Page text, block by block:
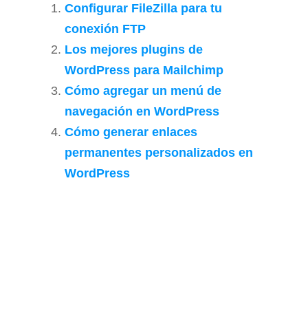
Configurar FileZilla para tu
conexión FTP
Los mejores plugins de
WordPress para Mailchimp
Cómo agregar un menú de
navegación en WordPress
Cómo generar enlaces
permanentes personalizados en
WordPress